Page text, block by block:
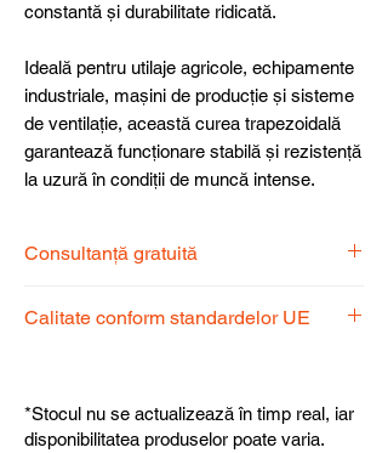
constantă și durabilitate ridicată.
Ideală pentru utilaje agricole, echipamente
industriale, mașini de producție și sisteme
de ventilație, această curea trapezoidală
garantează funcționare stabilă și rezistență
la uzură în condiții de muncă intense.
Consultanță gratuită
dispoziție pentru a alege produsul
Calitate conform standardelor UE
fiabilitate și performanță superioară.
*Stocul nu se actualizează în timp real, iar
disponibilitatea produselor poate varia.